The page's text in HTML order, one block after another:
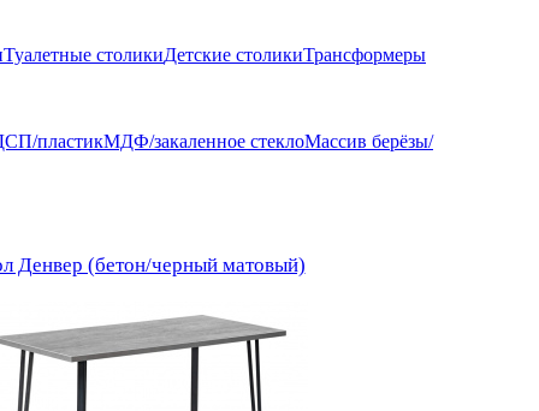
Туалетные столикиДетские столикиТрансформеры
пластикМДФ/закаленное стеклоМассив берёзы/
Денвер (бетон/черный матовый)